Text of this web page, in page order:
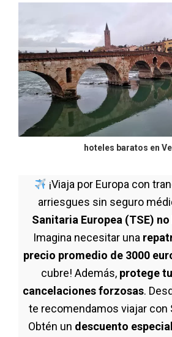
hoteles baratos en
¡Viaja por Europa con
arriesgues sin seguro
Sanitaria Europea (TSE)
Imagina necesitar una
precio promedio de 3000
cubre! Además, protege
cancelaciones forzosas.
te recomendamos viajar con
Obtén un descuento